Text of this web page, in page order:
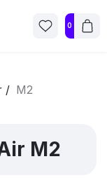
0
/ M2
M2